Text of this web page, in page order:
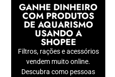
GANHE DINHEIRO
COM PRODUTOS
DE AQUARISMO
USANDO A
SHOPEE
Filtros, rações e acessórios
vendem muito online.
Descubra como pessoas